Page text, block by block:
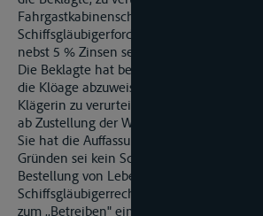
Fahrgastkabinenschiff MS P wegen einer
Schiffsgläubigerforderung der Klägerin
nebst 5 % Zinsen seit dem 1. September
Die Beklagte hat beantragt,
die Klöage abzuweisen, und im Wege der
Klägerin zu verurteilen, an sie 2.453,59 hfl
ab Zustellung der Widerklage zu zahlen.
Sie hat die Auffassung vertreten, bereits
Gründen sei kein Schiffsgläubigerrecht
Bestellung von Lebens- und Genußmitteln
Schiffsgläubigerrecht begründen, weil
zum ,,Betreiben" eines Schiffes nicht